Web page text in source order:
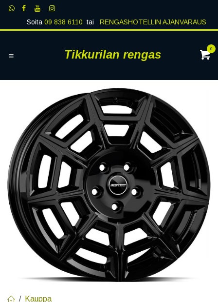
Siirry sisältöön
Soita09 838 6110 tai RENGASHOTELLIN AJANVARAUS
Tikkurilan rengas 0
Kauppa